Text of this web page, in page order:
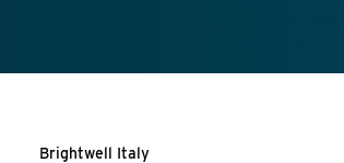
Brightwell Italy